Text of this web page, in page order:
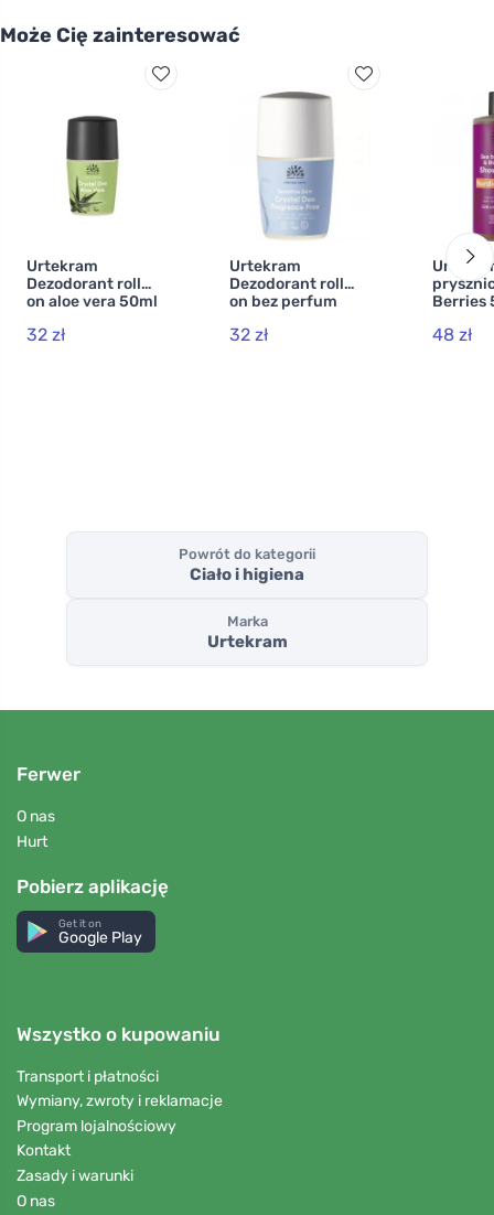
Może Cię zainteresować
Urtekram
Dezodorant roll
on aloe vera 50ml
32 zł
Urtekram
Dezodorant roll
on bez perfum
32 zł
Berries
48 zł
Powrót do kategorii
Ciało i higiena
Marka
Urtekram
Ferwer
O nas
Hurt
Pobierz aplikację
Get it on
Google Play
Wszystko o kupowaniu
Transport i płatności
Wymiany, zwroty i reklamacje
Program lojalnościowy
Kontakt
Zasady i warunki
O nas